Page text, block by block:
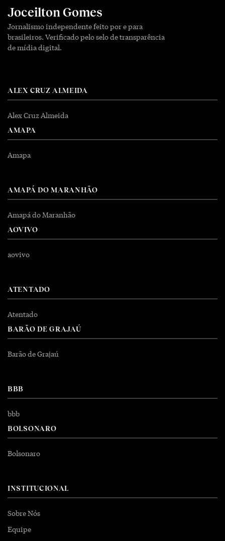
Joceilton Gomes
Jornalismo independente feito por e para
brasileiros. Verificado pelo selo de transparência
de mídia digital.
ALEX CRUZ ALMEIDA
Alex Cruz Almeida
AMAPA
Amapa
AMAPÁ DO MARANHÃO
Amapá do Maranhão
AOVIVO
aovivo
ATENTADO
Atentado
BARÃO DE GRAJAÚ
Barão de Grajaú
BBB
bbb
BOLSONARO
Bolsonaro
INSTITUCIONAL
Sobre Nós
Equipe